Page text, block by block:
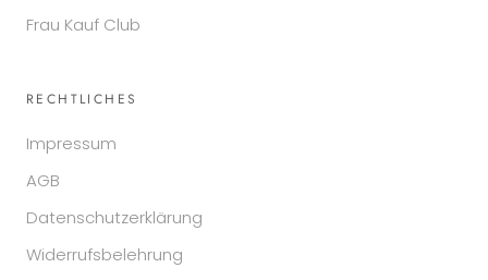
Frau Kauf Club
RECHTLICHES
Impressum
AGB
Datenschutzerklärung
Widerrufsbelehrung